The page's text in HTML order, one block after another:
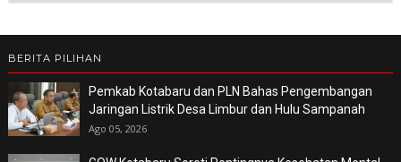
BERITA PILIHAN
Pemkab Kotabaru dan PLN Bahas Pengembangan
Jaringan Listrik Desa Limbur dan Hulu Sampanah
Ago 05, 2026